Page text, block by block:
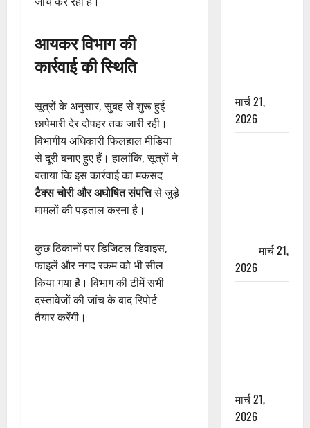
आयकर विभाग की
कार्रवाई की स्थिति
सूत्रों के अनुसार, सुबह से शुरू हुई
छापेमारी देर दोपहर तक जारी रही।
विभागीय अधिकारी फिलहाल मीडिया
से दूरी बनाए हुए हैं। हालांकि, सूत्रों ने
बताया कि इस कार्रवाई का मकसद
टैक्स चोरी और अघोषित संपत्तिसे जुड़े
मामलों की पड़ताल करना है।
कुछ ठिकानों पर डिजिटल डिवाइस,
फाइलें और नगद रकम को भी सील
किया गया है। विभाग की टीमें सभी
दस्तावेजों की जांच के बाद रिपोर्ट
तैयार करेंगी।
मार्च 21,
2026
मार्च 21,
2026
मार्च 21,
2026